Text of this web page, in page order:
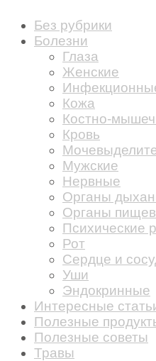
Без рубрики
Болезни
Глаза
Женские
Кожа
Костно-
Кровь
Мужские
Нервные
Органы
Органы
Психические
Рот
Сердце и
Уши
Эндокринные
Интересные
Полезные
Полезные советы
Травы